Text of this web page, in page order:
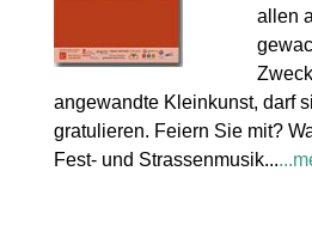
allen
angewandte Kleinkunst, darf
gratulieren. Feiern Sie mit?
Fest- und Strassenmusik...